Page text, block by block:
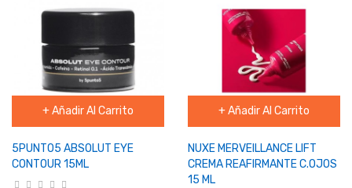
+ Añadir Al Carrito
5PUNTO5 ABSOLUT EYE
CONTOUR 15ML
+ Añadir Al Carrito
NUXE MERVEILLANCE LIFT
CREMA REAFIRMANTE C.OJOS
15 ML